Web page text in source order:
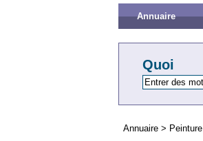
Annuaire
Quoi
Annuaire > Peinture